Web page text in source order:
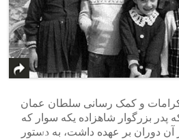
کرامات و کمک رسانی سلطان عمان
بزرگوار شاهزاده یکه سوار که
آن دوران بر عهده داشت، به دستور